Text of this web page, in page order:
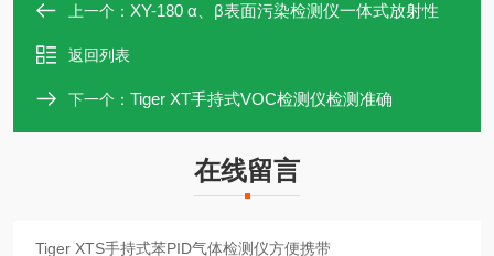
上一个： XY-180 α、β表面污染检测仪一体式放射性
返回列表
下一个： Tiger XT手持式VOC检测仪检测准确
在线留言